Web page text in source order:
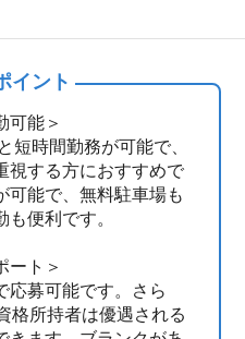
イント
可能＞
短時間勤務が可能で、
視する方におすすめで
可能で、無料駐車場も
便利です。
ート＞
応募可能です。さら
格所持者は優遇される